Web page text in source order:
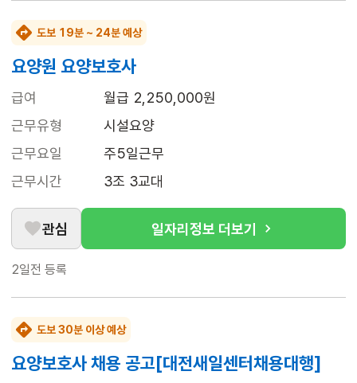
도보 19분 ~ 24분 예상
요양원 요양보호사
급여
월급 2,250,000원
근무유형
시설요양
근무요일
주5일근무
근무시간
3조 3교대
관심 일자리정보 더보기
2일전 등록
도보 30분 이상 예상
요양보호사 채용 공고[대전새일센터채용대행]